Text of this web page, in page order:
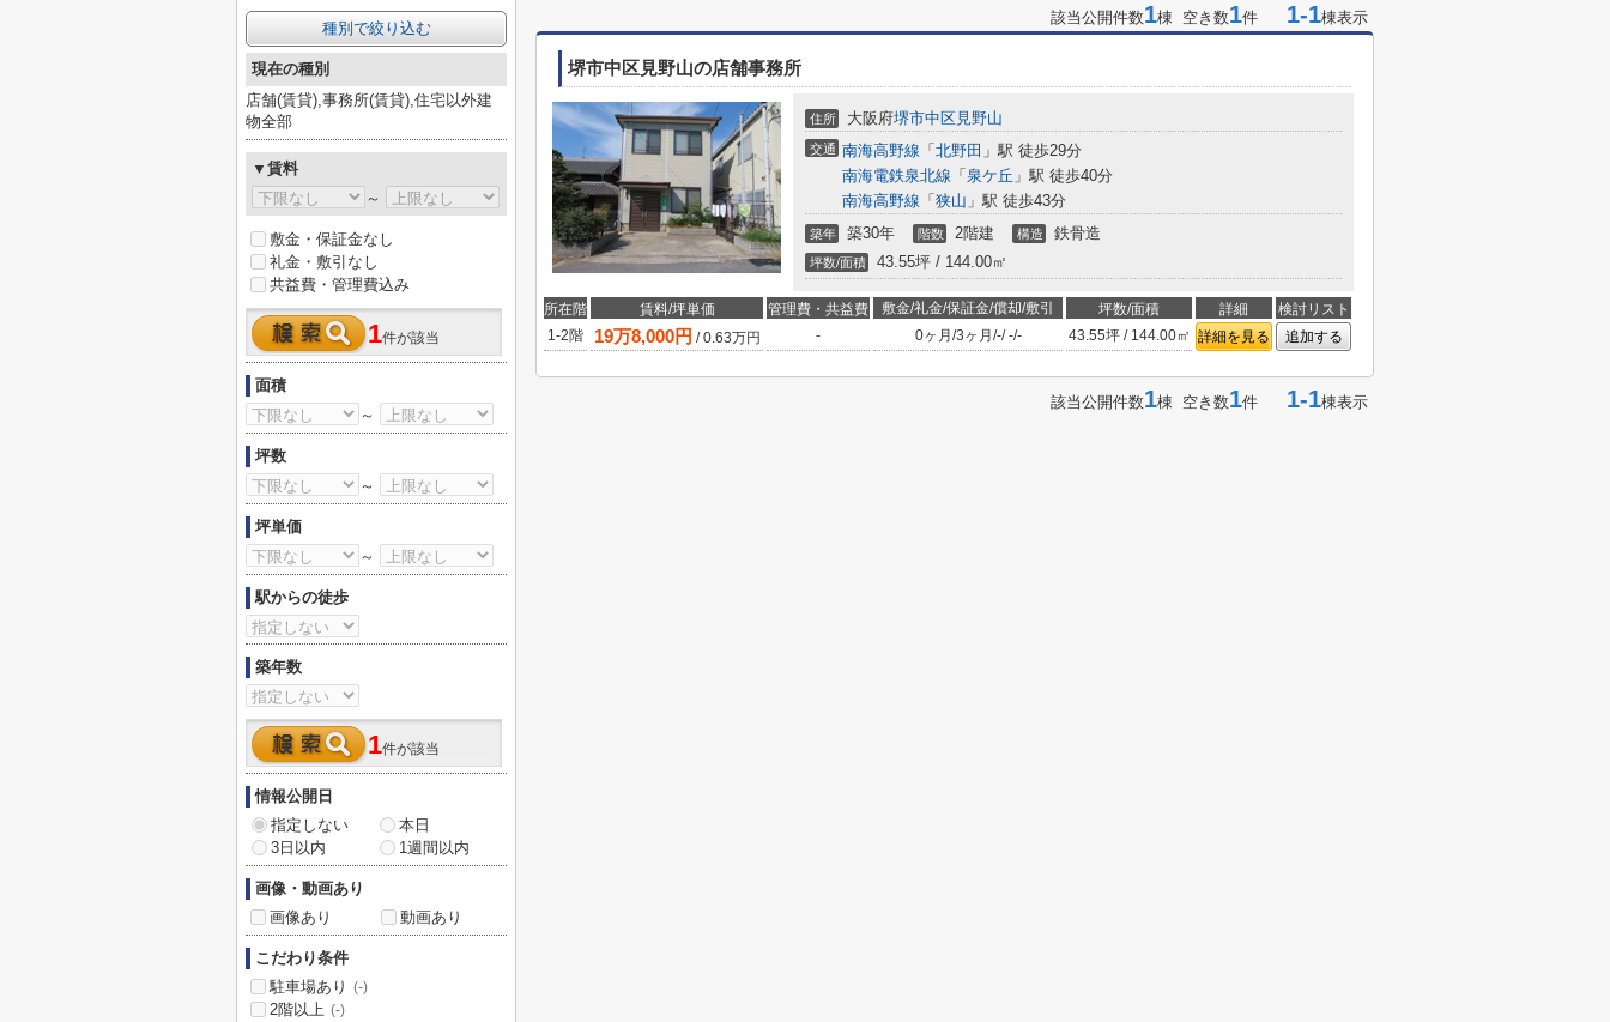
該当公開件数1棟 空き数1件 1-1棟表示
堺市中区見野山の店舗事務所
住所 大阪府堺市中区見野山
交通 南海高野線 「 北野田 」駅 徒歩29分
南海電鉄泉北線 「 泉ケ丘 」駅 徒歩40分
南海高野線 「 狭山 」駅 徒歩43分
築年 築30年 階数 2階建 構造 鉄骨造
坪数/面積 43.55坪 / 144.00㎡
所在階 賃料/坪単価 管理費・共益費 敷金/礼金/保証金/償却/敷引 坪数/面積 詳細
検討リスト
1-2階
19万8,000円 /0.63万円 - 0ヶ月 /3ヶ月 /-/-/- 43.55坪 / 144.00㎡ 詳細を見る 追加する
該当公開件数1棟 空き数1件 1-1棟表示
種別で絞り込む
現在の種別
店舗(賃貸),事務所(賃貸),住宅以外建
物全部
▼賃料
～
敷金・保証金なし
礼金・敷引なし
共益費・管理費込み
1件が該当
面積
～
坪数
～
坪単価
～
駅からの徒歩
築年数
1件が該当
情報公開日
指定しない
本日
3日以内
1週間以内
画像・動画あり
画像あり
動画あり
こだわり条件
駐車場あり
(-)
2階以上 (-)